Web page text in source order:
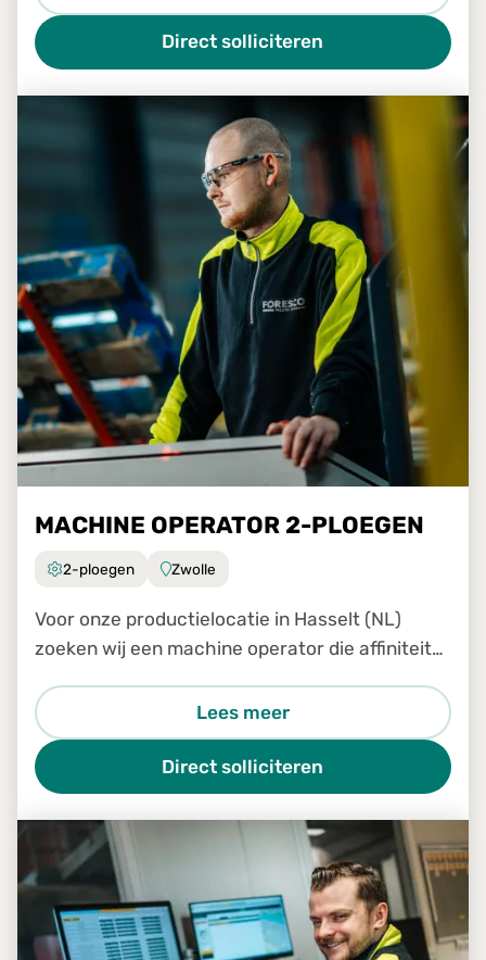
Direct solliciteren
MACHINE OPERATOR 2-PLOEGEN
2-ploegen Zwolle
Voor onze productielocatie in Hasselt (NL)
zoeken wij een machine operator die affiniteit
inzicht.
Lees meer
Direct solliciteren